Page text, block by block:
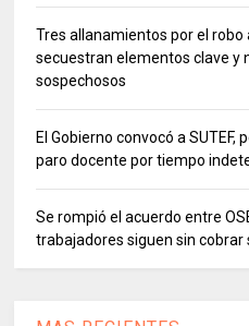
Tres allanamientos por el robo
secuestran elementos clave y
sospechosos
El Gobierno convocó a SUTEF,
paro docente por tiempo
Se rompió el acuerdo entre
trabajadores siguen sin cobrar